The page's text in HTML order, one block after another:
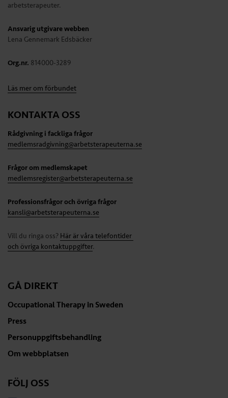
arbetsterapeuter.
Ansvarig utgivare webben
Lena Gennemark Edsbäcker
Org.nr. 814000-3289
Läs mer om förbundet
KONTAKTA OSS
Rådgivning i fackliga frågor
medlemsradgivning@arbetsterapeuterna.se
Frågor om medlemskapet
medlemsregister@arbetsterapeuterna.se
Professionsfrågor och övriga frågor
kansli@arbetsterapeuterna.se
Vill du ringa oss? Här är våra telefontider
och övriga kontaktuppgifter.
GÅ DIREKT
Occupational Therapy in Sweden
Press
Personuppgiftsbehandling
Om webbplatsen
FÖLJ OSS